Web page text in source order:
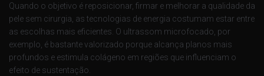
Quando o objetivo é reposicionar, firmar e melhorar a qualidade da
pele sem cirurgia, as tecnologias de energia costumam estar entre
as escolhas mais eficientes. O ultrassom microfocado, por
exemplo, é bastante valorizado porque alcança planos mais
profundos e estimula colágeno em regiões que influenciam o
efeito de sustentação.